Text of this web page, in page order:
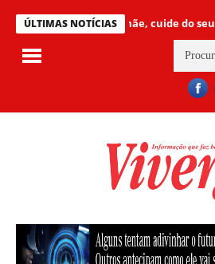
ÚLTIMAS NOTÍCIAS
Mamãe, cuide do seu sorriso!